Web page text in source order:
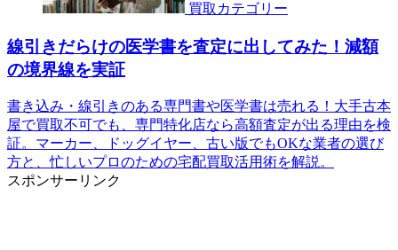
買取カテゴリー
線引きだらけの医学書を査定に出してみた！減額
の境界線を実証
書き込み・線引きのある専門書や医学書は売れる！大手古本
屋で買取不可でも、専門特化店なら高額査定が出る理由を検
証。マーカー、ドッグイヤー、古い版でもOKな業者の選び
方と、忙しいプロのための宅配買取活用術を解説。
スポンサーリンク